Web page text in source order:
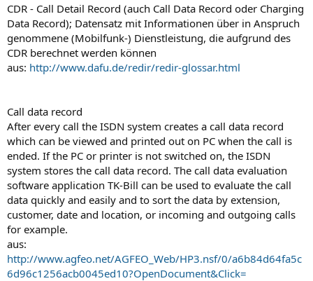
CDR - Call Detail Record (auch Call Data Record oder Charging
Data Record); Datensatz mit Informationen über in Anspruch
genommene (Mobilfunk-) Dienstleistung, die aufgrund des
CDR berechnet werden können
aus: http://www.dafu.de/redir/redir-glossar.html
Call data record
After every call the ISDN system creates a call data record
which can be viewed and printed out on PC when the call is
ended. If the PC or printer is not switched on, the ISDN
system stores the call data record. The call data evaluation
software application TK-Bill can be used to evaluate the call
data quickly and easily and to sort the data by extension,
customer, date and location, or incoming and outgoing calls
for example.
aus:
http://www.agfeo.net/AGFEO_Web/HP3.nsf/0/a6b84d64fa5c
6d96c1256acb0045ed10?OpenDocument&Click=